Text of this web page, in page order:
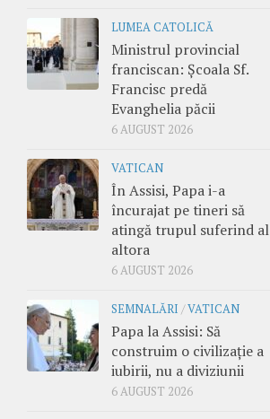
LUMEA CATOLICĂ
Ministrul provincial
franciscan: Școala Sf.
Francisc predă
Evanghelia păcii
6 AUGUST 2026
VATICAN
În Assisi, Papa i-a
încurajat pe tineri să
atingă trupul suferind al
altora
6 AUGUST 2026
SEMNALĂRI /VATICAN
Papa la Assisi: Să
construim o civilizație a
iubirii, nu a diviziunii
6 AUGUST 2026